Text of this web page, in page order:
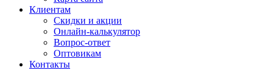
Клиентам
Скидки и акции
Онлайн-калькулятор
Вопрос-ответ
Оптовикам
Контакты